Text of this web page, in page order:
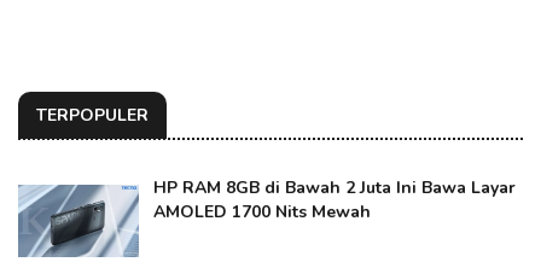
TERPOPULER
HP RAM 8GB di Bawah 2 Juta Ini Bawa Layar
AMOLED 1700 Nits Mewah